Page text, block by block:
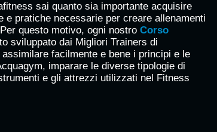
sai quanto sia importante acquisire
e pratiche necessarie per creare allenamenti
questo motivo, ogni nostro Corso
sviluppato dai Migliori Trainers di
facilmente e bene i principi e le
imparare le diverse tipologie di
e gli attrezzi utilizzati nel Fitness